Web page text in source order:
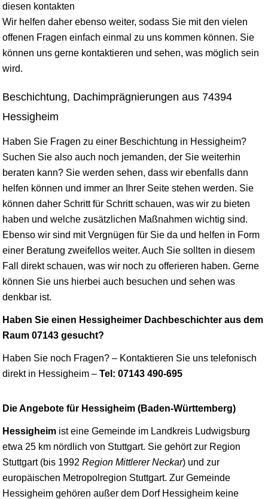
diesen kontakten
Wir helfen daher ebenso weiter, sodass Sie mit den vielen
offenen Fragen einfach einmal zu uns kommen können. Sie
können uns gerne kontaktieren und sehen, was möglich sein
wird.
Beschichtung, Dachimprägnierungen aus 74394
Hessigheim
Haben Sie Fragen zu einer Beschichtung in Hessigheim?
Suchen Sie also auch noch jemanden, der Sie weiterhin
beraten kann? Sie werden sehen, dass wir ebenfalls dann
helfen können und immer an Ihrer Seite stehen werden. Sie
können daher Schritt für Schritt schauen, was wir zu bieten
haben und welche zusätzlichen Maßnahmen wichtig sind.
Ebenso wir sind mit Vergnügen für Sie da und helfen in Form
einer Beratung zweifellos weiter. Auch Sie sollten in diesem
Fall direkt schauen, was wir noch zu offerieren haben. Gerne
können Sie uns hierbei auch besuchen und sehen was
denkbar ist.
Haben Sie einen Hessigheimer Dachbeschichter aus dem
Raum 07143 gesucht?
Haben Sie noch Fragen? – Kontaktieren Sie uns telefonisch
direkt in Hessigheim – Tel: 07143 490-695
Die Angebote für Hessigheim (Baden-Württemberg)
Hessigheim ist eine Gemeinde im Landkreis Ludwigsburg
etwa 25 km nördlich von Stuttgart. Sie gehört zur Region
Stuttgart (bis 1992 Region Mittlerer Neckar) und zur
europäischen Metropolregion Stuttgart. Zur Gemeinde
Hessigheim gehören außer dem Dorf Hessigheim keine